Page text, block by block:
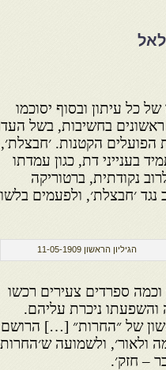
כל עיתון ובסוף יסוכמו
ראשונים בחשיבות, בשל
הפועלים הקטנות. ׳חבצלת׳,
בענייני דת, כגון עמדתו
נקודתית, ברטוריקה
׳חבצלת׳, ולפעמים
הגיליון הראשון 11-05-1909
וכמה ספרדים צעירים רכשו
והשפעתו ניכרת עליהם.
של ״החרות״ […] הרושם
ולאור׳, ולשמועה
– חזק׳.